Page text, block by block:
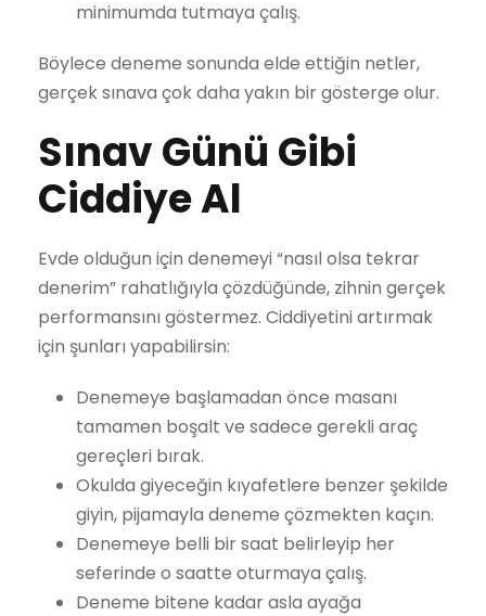
minimumda tutmaya çalış.
Böylece deneme sonunda elde ettiğin netler,
gerçek sınava çok daha yakın bir gösterge olur.
Sınav Günü Gibi
Ciddiye Al
Evde olduğun için denemeyi “nasıl olsa tekrar
denerim” rahatlığıyla çözdüğünde, zihnin gerçek
performansını göstermez. Ciddiyetini artırmak
için şunları yapabilirsin:
Denemeye başlamadan önce masanı
tamamen boşalt ve sadece gerekli araç
gereçleri bırak.
Okulda giyeceğin kıyafetlere benzer şekilde
giyin, pijamayla deneme çözmekten kaçın.
Denemeye belli bir saat belirleyip her
seferinde o saatte oturmaya çalış.
Deneme bitene kadar asla ayağa